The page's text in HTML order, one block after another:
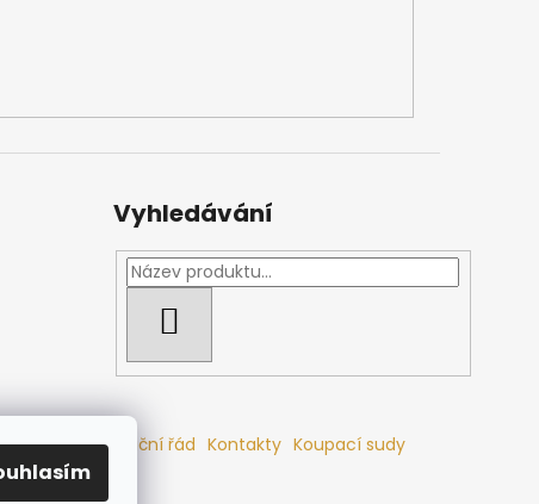
Vyhledávání
Reklamační řád Kontakty Koupací sudy